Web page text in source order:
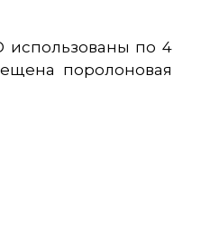
использованы по 4
поролоновая